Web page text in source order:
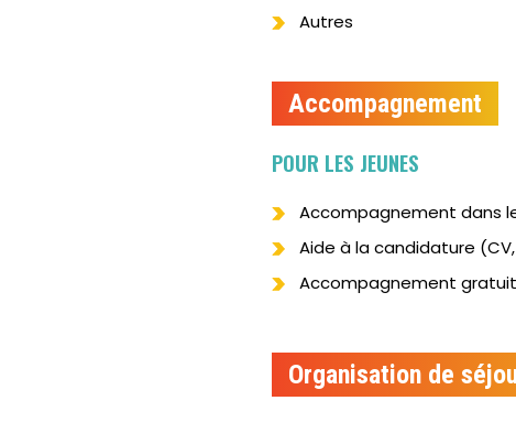
Autres
Accompagnement
POUR LES JEUNES
Accompagnement dans
Aide à la candidature
Accompagnement gratuit
Organisation de